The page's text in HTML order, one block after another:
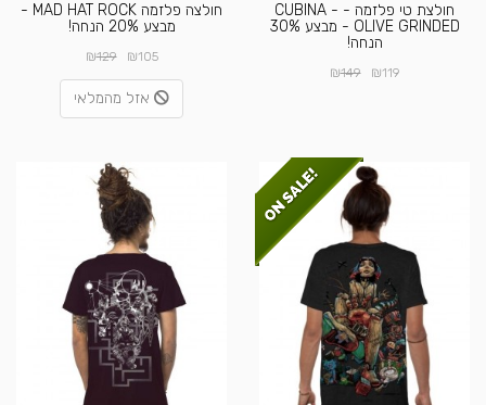
חולצת טי פלזמה - CUBINA -
OLIVE GRINDED - מבצע 30%
הנחה!
₪119
₪149
חולצה פלזמה MAD HAT ROCK -
מבצע 20% הנחה!
₪105
₪129
אזל מהמלאי